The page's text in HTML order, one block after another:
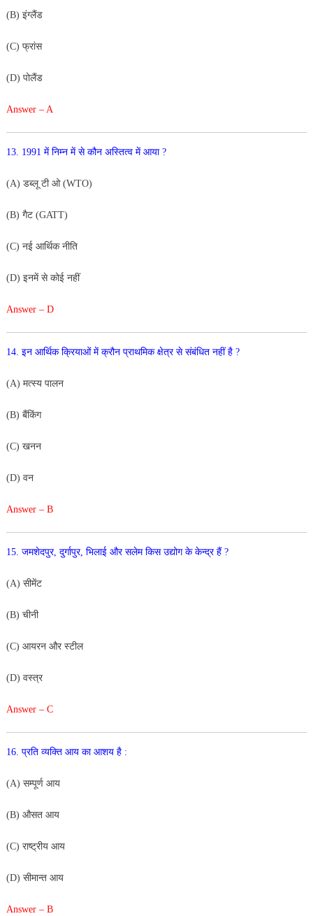
(B) इंग्लैंड
(C) फ्रांस
(D) पोलैंड
Answer – A
13. 1991 में निम्न में से कौन अस्तित्व में आया ?
(A) डब्लू टी ओ (WTO)
(B) गैट (GATT)
(C) नई आर्थिक नीति
(D) इनमें से कोई नहीं
Answer – D
14. इन आर्थिक क्रियाओं में क्रौन प्राथमिक क्षेत्र से संबंधित नहीं है ?
(A) मत्स्य पालन
(B) बैंकिंग
(C) खनन
(D) वन
Answer – B
15. जमशेदपुर, दुर्गापुर, भिलाई और सलेम किस उद्योग के केन्द्र हैं ?
(A) सीमेंट
(B) चीनी
(C) आयरन और स्टील
(D) वस्त्र
Answer – C
16. प्रति व्यक्ति आय का आशय है :
(A) सम्पूर्ण आय
(B) औसत आय
(C) राष्ट्रीय आय
(D) सीमान्त आय
Answer – B